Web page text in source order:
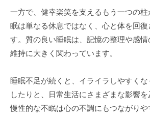
一方で、健幸楽笑を支えるもう一つの
眠は単なる休息ではなく、心と体を回
す。質の良い睡眠は、記憶の整理や感
維持に大きく関わっています。
睡眠不足が続くと、イライラしやすく
したりと、日常生活にさまざまな影響を
慢性的な不眠は心の不調にもつながりや